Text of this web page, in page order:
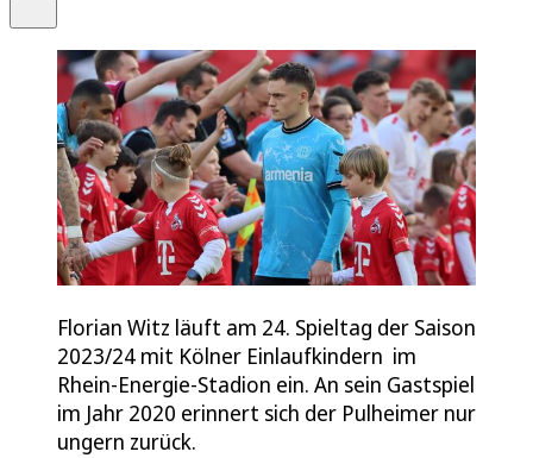
Florian Witz läuft am 24. Spieltag der Saison
2023/24 mit Kölner Einlaufkindern im
Rhein-Energie-Stadion ein. An sein Gastspiel
im Jahr 2020 erinnert sich der Pulheimer nur
ungern zurück.